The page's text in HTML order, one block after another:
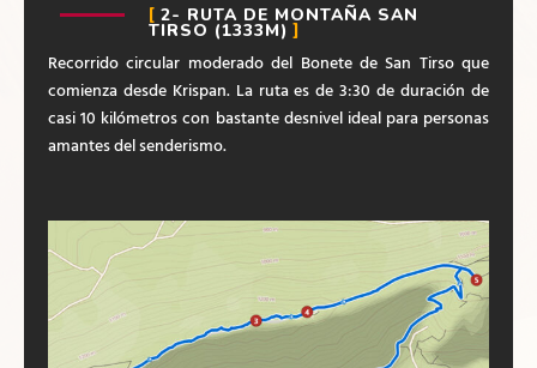
2- RUTA DE MONTAÑA SAN
TIRSO (1333M)
Recorrido circular moderado del Bonete de San Tirso que
comienza desde Krispan. La ruta es de 3:30 de duración de
casi 10 kilómetros con bastante desnivel ideal para personas
amantes del senderismo.